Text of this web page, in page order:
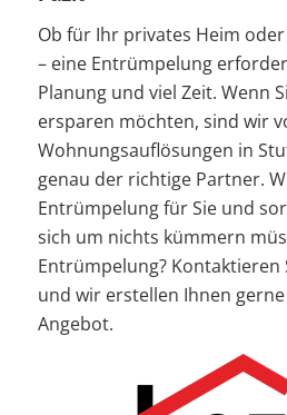
Ob für Ihr privates Heim
– eine Entrümpelung
Planung und viel Zeit. Wenn
ersparen möchten, sind wir
Wohnungsauflösungen in
genau der richtige Partner.
Entrümpelung für Sie und
sich um nichts kümmern
Entrümpelung? Kontaktieren
und wir erstellen Ihnen
Angebot.